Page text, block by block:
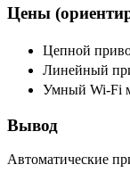
Цены
Цепной
Линейный
Умный Wi-Fi
Вывод
Автоматические